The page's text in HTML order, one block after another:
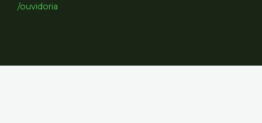
/ouvidoria